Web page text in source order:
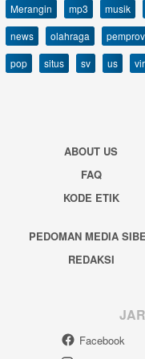
Merangin
mp3 musik
news
olahraga
pop
situs sv us
ABOUT US
FAQ
KODE ETIK
PEDOMAN MEDIA
REDAKSI
Facebook